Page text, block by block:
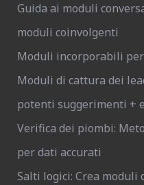
Guida ai moduli
moduli coinvolgenti
Moduli incorporabili
Moduli di cattura dei
potenti suggerimenti +
Verifica dei piombi:
per dati accurati
Salti logici: Crea